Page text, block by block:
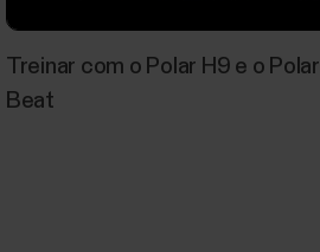
Treinar com o Polar H9 e o Polar
Beat